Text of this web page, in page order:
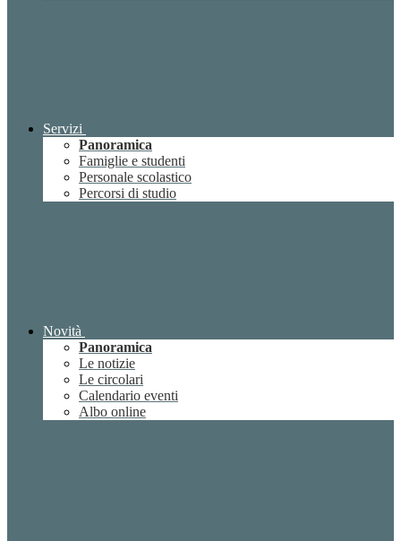
Servizi
Panoramica
Famiglie e studenti
Personale scolastico
Percorsi di studio
Novità
Panoramica
Le notizie
Le circolari
Calendario eventi
Albo online